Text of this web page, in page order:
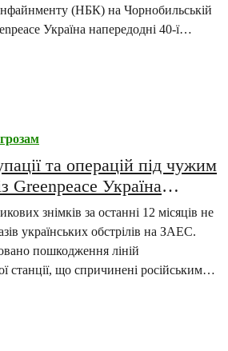
(НБК) на Чорнобильській
Україна напередодні 40-ї
та операцій під чужим
Greenpeace Україна
дезінформацію про
атаки на ЗАЕС
знімків за останні 12 місяців не
українських обстрілів на ЗАЕС.
пошкодження ліній
станції, що спричинені російськими